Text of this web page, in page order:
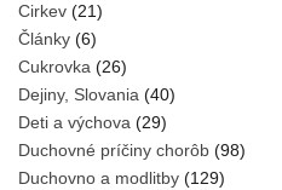
Cirkev (21)
Články (6)
Cukrovka (26)
Dejiny, Slovania (40)
Deti a výchova (29)
Duchovné príčiny chorôb (98)
Duchovno a modlitby (129)